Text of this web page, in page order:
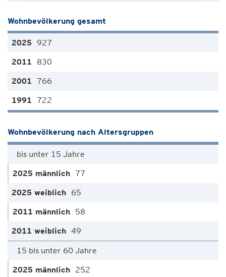
Wohnbevölkerung gesamt
927
830
766
722
Wohnbevölkerung nach Altersgruppen
bis unter 15 Jahre
77
65
58
49
15 bis unter 60 Jahre
252